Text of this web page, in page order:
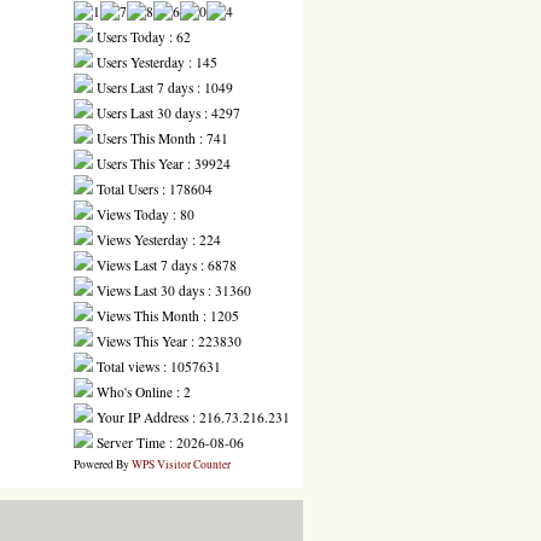
Users Today : 62
Users Yesterday : 145
Users Last 7 days : 1049
Users Last 30 days : 4297
Users This Month : 741
Users This Year : 39924
Total Users : 178604
Views Today : 80
Views Yesterday : 224
Views Last 7 days : 6878
Views Last 30 days : 31360
Views This Month : 1205
Views This Year : 223830
Total views : 1057631
Who's Online : 2
Your IP Address : 216.73.216.231
Server Time : 2026-08-06
Powered ByWPS Visitor Counter